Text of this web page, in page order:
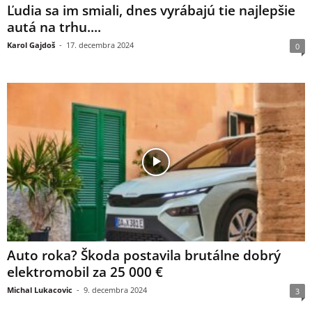
Ľudia sa im smiali, dnes vyrábajú tie najlepšie
autá na trhu....
Karol Gajdoš - 17. decembra 2024 0
Auto roka? Škoda postavila brutálne dobrý
elektromobil za 25 000 €
Michal Lukacovic - 9. decembra 2024 3